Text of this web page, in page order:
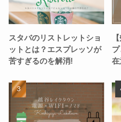
スタバのリストレットショ
ットとは？エスプレッソが
苦すぎるのを解消!
在